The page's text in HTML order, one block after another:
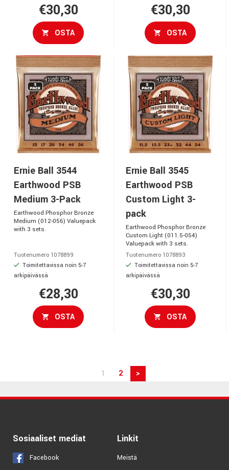
€30,30
OSTA
€30,30
OSTA
Ernie Ball 3544
Earthwood PSB
Medium 3-Pack
Earthwood Phosphor Bronze
Medium (012-056) Valuepack
with 3 sets.
Tuotenumero 1078899
Toimitettavissa noin 5-7
arkipäivässä
€28,30
OSTA
Ernie Ball 3545
Earthwood PSB
Custom Light 3-
pack
Earthwood Phosphor Bronze
Custom Light (011.5-054)
Valuepack with 3 sets.
Tuotenumero 1078893
Toimitettavissa noin 5-7
arkipäivässä
€30,30
OSTA
1 2 >
Sosiaaliset mediat
Facebook
Linkit
Meistä